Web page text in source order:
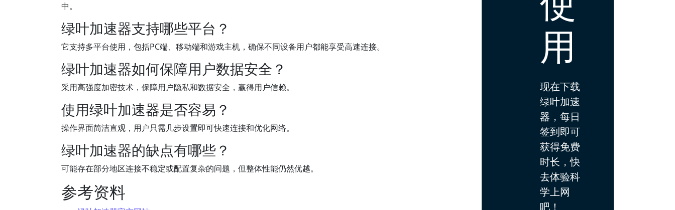
中。
绿叶加速器支持哪些平台？
它支持多平台使用，包括PC端、移动端和游戏主机，确保不同设备用户都能享受高速连接。
绿叶加速器如何保障用户数据安全？
采用高强度加密技术，保障用户隐私和数据安全，赢得用户信赖。
使用绿叶加速器是否容易？
操作界面简洁直观，用户只需几步设置即可快速连接和优化网络。
绿叶加速器的缺点有哪些？
可能存在部分地区连接不稳定或配置复杂的问题，但整体性能仍然优越。
参考资料
用
现在下载
绿叶加速
器，每日
签到即可
获得免费
时长，快
去体验科
学上网
吧！